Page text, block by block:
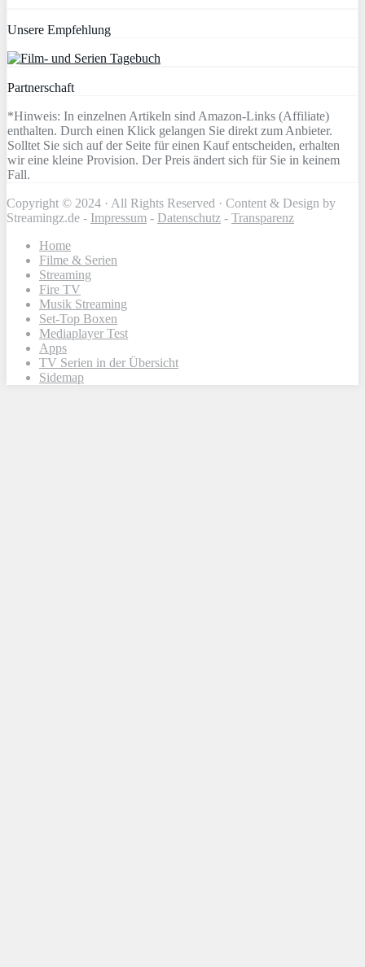
Unsere Empfehlung
Partnerschaft
*Hinweis: In einzelnen Artikeln sind Amazon-Links (Affiliate)
enthalten. Durch einen Klick gelangen Sie direkt zum Anbieter.
Solltet Sie sich auf der Seite für einen Kauf entscheiden, erhalten
wir eine kleine Provision. Der Preis ändert sich für Sie in keinem
Fall.
Copyright © 2024 · All Rights Reserved · Content & Design by
Streamingz.de - Impressum - Datenschutz - Transparenz
Home
Filme & Serien
Streaming
Fire TV
Musik Streaming
Set-Top Boxen
Mediaplayer Test
Apps
TV Serien in der Übersicht
Sidemap